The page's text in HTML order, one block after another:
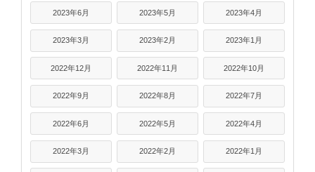
2023年6月 2023年5月 2023年4月
2023年3月 2023年2月 2023年1月
2022年12月 2022年11月 2022年10月
2022年9月 2022年8月 2022年7月
2022年6月 2022年5月 2022年4月
2022年3月 2022年2月 2022年1月